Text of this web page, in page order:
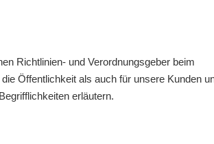
Richtlinien- und Verordnungsgeber beim
Öffentlichkeit als auch für unsere Kunden
erläutern.